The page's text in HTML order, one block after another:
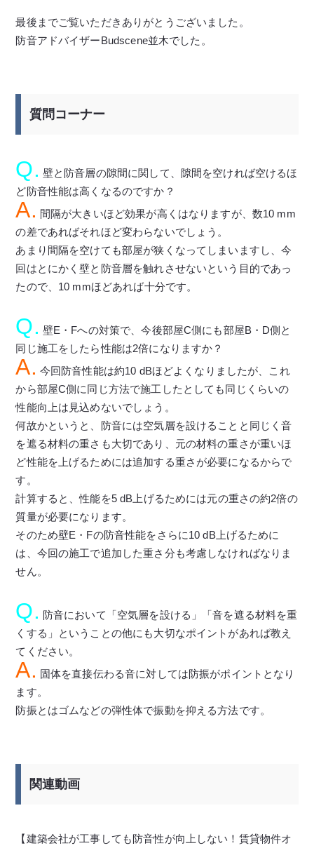
最後までご覧いただきありがとうございました。
防音アドバイザーBudscene並木でした。
質問コーナー
Q. 壁と防音層の隙間に関して、隙間を空ければ空けるほ
ど防音性能は高くなるのですか？
A. 間隔が大きいほど効果が高くはなりますが、数10 mm
の差であればそれほど変わらないでしょう。
あまり間隔を空けても部屋が狭くなってしまいますし、今
回はとにかく壁と防音層を触れさせないという目的であっ
たので、10 mmほどあれば十分です。
Q. 壁E・Fへの対策で、今後部屋C側にも部屋B・D側と
同じ施工をしたら性能は2倍になりますか？
A. 今回防音性能は約10 dBほどよくなりましたが、これ
から部屋C側に同じ方法で施工したとしても同じくらいの
性能向上は見込めないでしょう。
何故かというと、防音には空気層を設けることと同じく音
を遮る材料の重さも大切であり、元の材料の重さが重いほ
ど性能を上げるためには追加する重さが必要になるからで
す。
計算すると、性能を5 dB上げるためには元の重さの約2倍の
質量が必要になります。
そのため壁E・Fの防音性能をさらに10 dB上げるために
は、今回の施工で追加した重さ分も考慮しなければなりま
せん。
Q. 防音において「空気層を設ける」「音を遮る材料を重
くする」ということの他にも大切なポイントがあれば教え
てください。
A. 固体を直接伝わる音に対しては防振がポイントとなり
ます。
防振とはゴムなどの弾性体で振動を抑える方法です。
関連動画
【建築会社が工事しても防音性が向上しない！賃貸物件オ